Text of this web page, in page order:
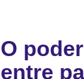
O
entre